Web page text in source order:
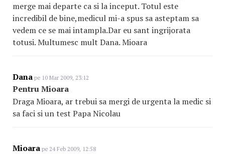
merge mai departe ca si la inceput. Totul este
incredibil de bine,medicul mi-a spus sa asteptam sa
vedem ce se mai intampla.Dar eu sant ingrijorata
totusi. Multumesc mult Dana. Mioara
Dana pe 10 Mar 2009, 23:12
Pentru Mioara
Draga Mioara, ar trebui sa mergi de urgenta la medic si
sa faci si un test Papa Nicolau
Mioara pe 24 Feb 2009, 12:58